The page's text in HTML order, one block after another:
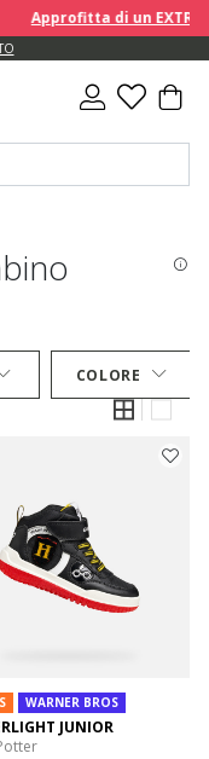
Approfitta di un EXTRA
COLORE
WARNER BROS
JUNIOR